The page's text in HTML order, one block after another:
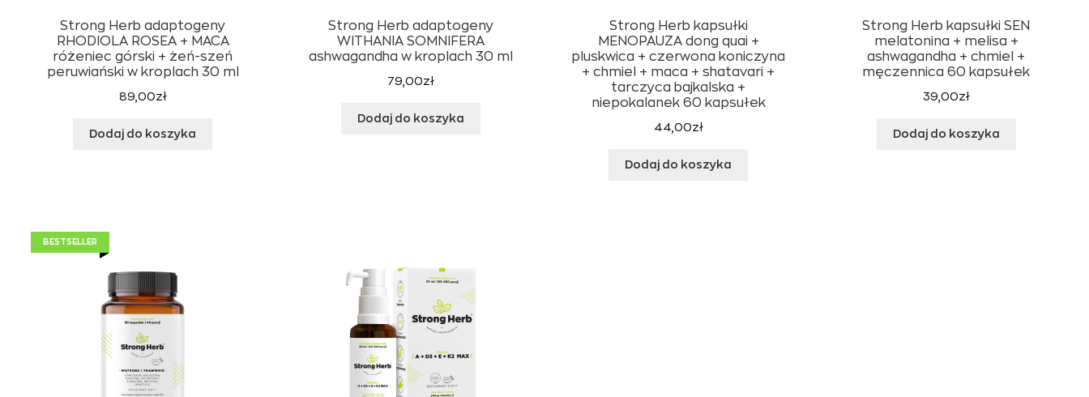
Strong Herb adaptogeny
RHODIOLA ROSEA + MACA
różeniec górski + żeń-szeń
peruwiański w kroplach 30 ml
89,00zł
Dodaj do koszyka
Strong Herb adaptogeny
WITHANIA SOMNIFERA
ashwagandha w kroplach 30 ml
79,00zł
Dodaj do koszyka
Strong Herb kapsułki
MENOPAUZA dong quai +
pluskwica + czerwona koniczyna
+ chmiel + maca + shatavari +
tarczyca bajkalska +
niepokalanek 60 kapsułek
44,00zł
Dodaj do koszyka
Strong Herb kapsułki SEN
melatonina + melisa +
ashwagandha + chmiel +
męczennica 60 kapsułek
39,00zł
Dodaj do koszyka
BESTSELLER